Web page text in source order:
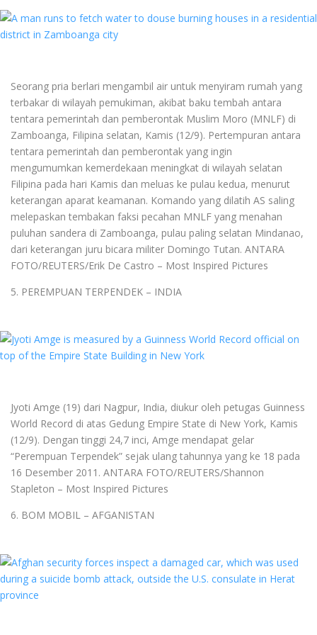
Seorang pria berlari mengambil air untuk menyiram rumah yang
terbakar di wilayah pemukiman, akibat baku tembah antara
tentara pemerintah dan pemberontak Muslim Moro (MNLF) di
Zamboanga, Filipina selatan, Kamis (12/9). Pertempuran antara
tentara pemerintah dan pemberontak yang ingin
mengumumkan kemerdekaan meningkat di wilayah selatan
Filipina pada hari Kamis dan meluas ke pulau kedua, menurut
keterangan aparat keamanan. Komando yang dilatih AS saling
melepaskan tembakan faksi pecahan MNLF yang menahan
puluhan sandera di Zamboanga, pulau paling selatan Mindanao,
dari keterangan juru bicara militer Domingo Tutan. ANTARA
FOTO/REUTERS/Erik De Castro – Most Inspired Pictures
5. PEREMPUAN TERPENDEK – INDIA
Jyoti Amge (19) dari Nagpur, India, diukur oleh petugas Guinness
World Record di atas Gedung Empire State di New York, Kamis
(12/9). Dengan tinggi 24,7 inci, Amge mendapat gelar
“Perempuan Terpendek” sejak ulang tahunnya yang ke 18 pada
16 Desember 2011. ANTARA FOTO/REUTERS/Shannon
Stapleton – Most Inspired Pictures
6. BOM MOBIL – AFGANISTAN